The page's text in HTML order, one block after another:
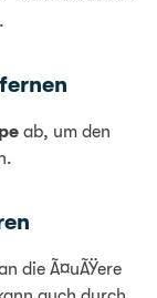
ab, um den
die Ã¤uÃŸere